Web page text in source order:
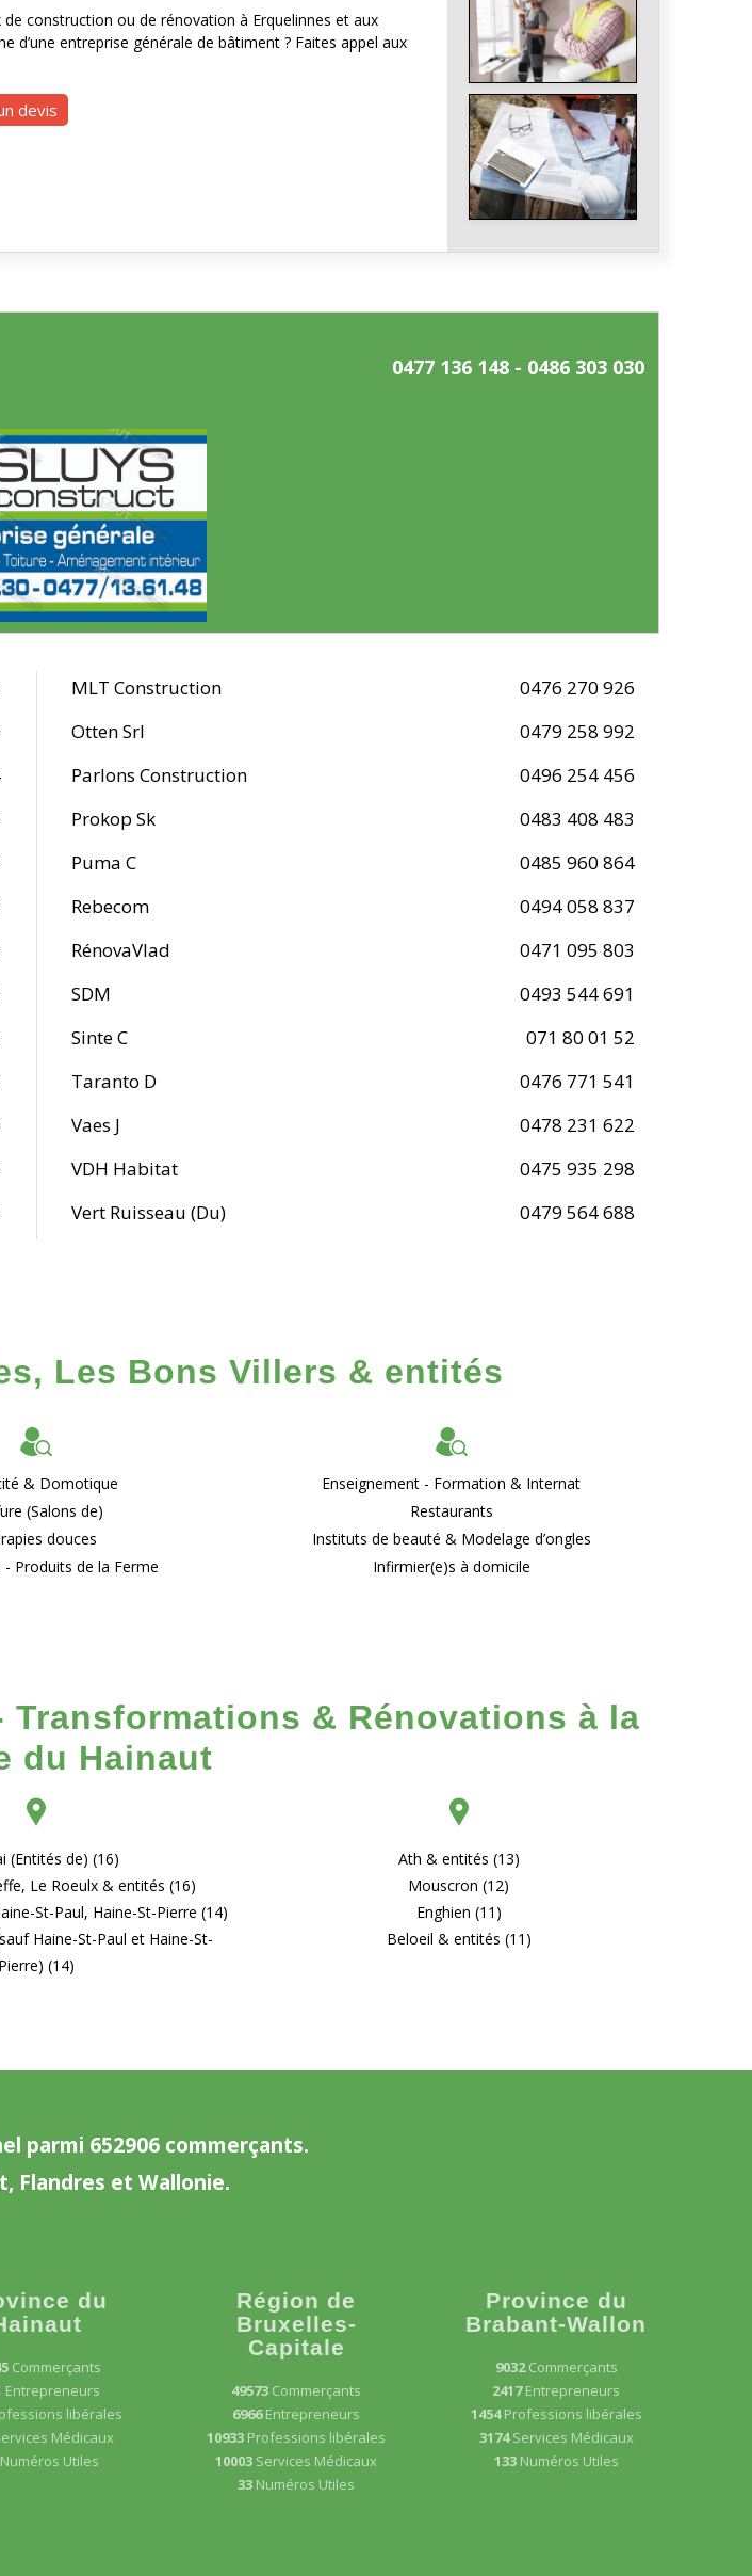
construction ou de rénovation à Erquelinnes et aux
d’une entreprise générale de bâtiment ? Faites appel aux
devis
0477 136 148 - 0486 303 030
MLT Construction
0476 270 926
Otten Srl
0479 258 992
Parlons Construction
0496 254 456
Prokop Sk
0483 408 483
Puma C
0485 960 864
Rebecom
0494 058 837
RénovaVlad
0471 095 803
SDM
0493 544 691
Sinte C
071 80 01 52
Taranto D
0476 771 541
Vaes J
0478 231 622
VDH Habitat
0475 935 298
Vert Ruisseau (Du)
0479 564 688
Les Bons Villers & entités
& Domotique
(Salons de)
douces
Produits de la Ferme
Enseignement - Formation & Internat
Restaurants
Instituts de beauté & Modelage d’ongles
Infirmier(e)s à domicile
& Rénovations à la
du Hainaut
(Entités de) (16)
Le Roeulx & entités (16)
St-Paul, Haine-St-Pierre (14)
Haine-St-Paul et Haine-St-
Pierre) (14)
Ath & entités (13)
Mouscron (12)
Enghien (11)
Beloeil & entités (11)
parmi 652906 commerçants.
Flandres et Wallonie.
du
Commerçants
Entrepreneurs
libérales
Médicaux
Numéros Utiles
Région de
Bruxelles-
Capitale
49573 Commerçants
6966Entrepreneurs
10933 Professions libérales
10003 Services Médicaux
33 Numéros Utiles
Province du
Brabant-Wallon
9032Commerçants
2417Entrepreneurs
1454Professions libérales
3174Services Médicaux
133 Numéros Utiles